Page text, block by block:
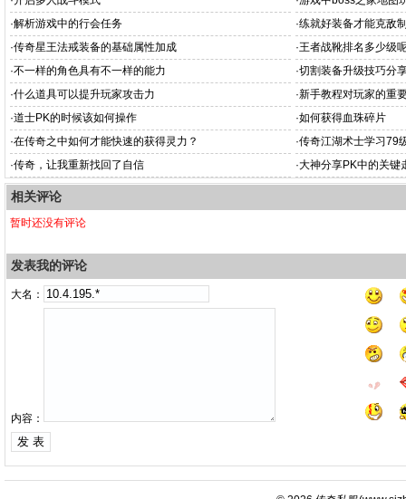
·解析游戏中的行会任务 ·练就好装备才能克敌
·传奇星王法戒装备的基础属性加成 ·王者战靴排名多少级
·不一样的角色具有不一样的能力 ·切割装备升级技巧分
·什么道具可以提升玩家攻击力 ·新手教程对玩家的重
·道士PK的时候该如何操作 ·如何获得血珠碎片
·在传奇之中如何才能快速的获得灵力？ ·传奇江湖术士学习79
·传奇，让我重新找回了自信 ·大神分享PK中的关键
相关评论
暂时还没有评论
发表我的评论
大名：
内容：